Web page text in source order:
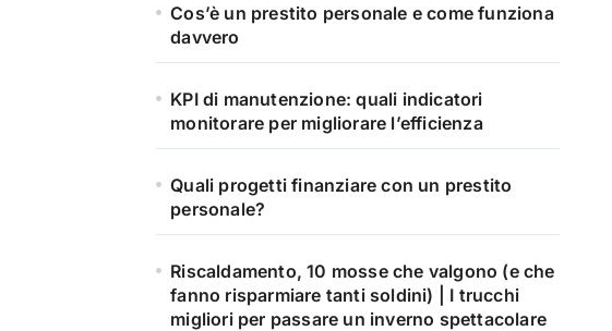
Cos’è un prestito personale e come funziona
davvero
KPI di manutenzione: quali indicatori
monitorare per migliorare l’efficienza
Quali progetti finanziare con un prestito
personale?
Riscaldamento, 10 mosse che valgono (e che
fanno risparmiare tanti soldini) | I trucchi
migliori per passare un inverno spettacolare